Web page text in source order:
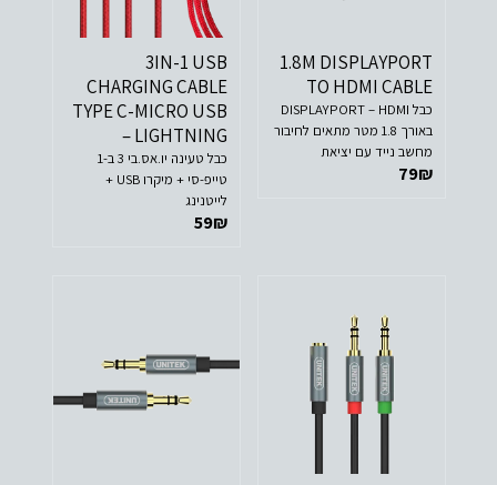
1.8M DISPLAYPORT
TO HDMI CABLE
כבל DISPLAYPORT – HDMI
באורך 1.8 מטר מתאים לחיבור
מחשב נייד עם יציאת
79₪
3IN-1 USB
CHARGING CABLE
TYPE C-MICRO USB
– LIGHTNING
כבל טעינה יו.אס.בי 3 ב-1
טייפ-סי + מיקרו USB +
לייטנינג
59₪